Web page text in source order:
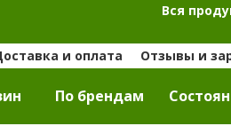
Вся
и оплата Отзывы и
По брендам